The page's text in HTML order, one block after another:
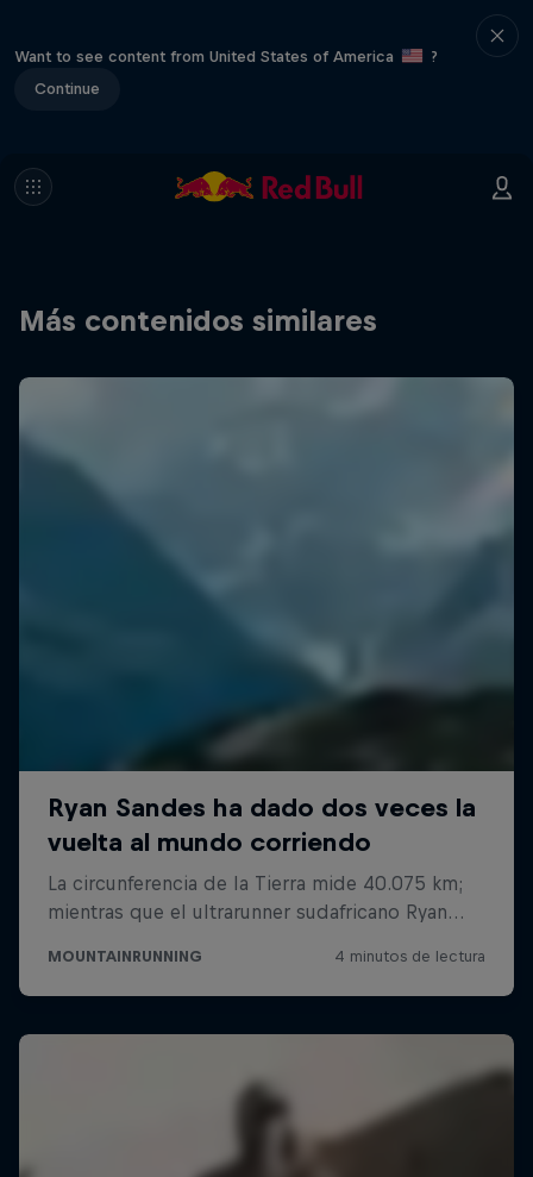
Want to see content from United States of America
?
Continue
Más contenidos similares